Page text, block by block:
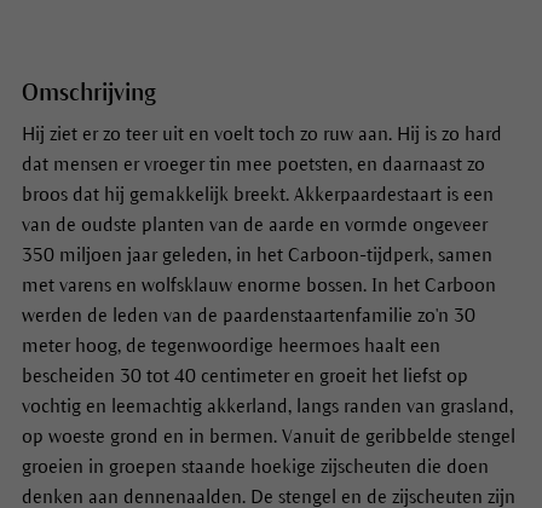
Omschrijving
Hij ziet er zo teer uit en voelt toch zo ruw aan. Hij is zo hard
dat mensen er vroeger tin mee poetsten, en daarnaast zo
broos dat hij gemakkelijk breekt. Akkerpaardestaart is een
van de oudste planten van de aarde en vormde ongeveer
350 miljoen jaar geleden, in het Carboon-tijdperk, samen
met varens en wolfsklauw enorme bossen. In het Carboon
werden de leden van de paardenstaartenfamilie zo'n 30
meter hoog, de tegenwoordige heermoes haalt een
bescheiden 30 tot 40 centimeter en groeit het liefst op
vochtig en leemachtig akkerland, langs randen van grasland,
op woeste grond en in bermen. Vanuit de geribbelde stengel
groeien in groepen staande hoekige zijscheuten die doen
denken aan dennenaalden. De stengel en de zijscheuten zijn